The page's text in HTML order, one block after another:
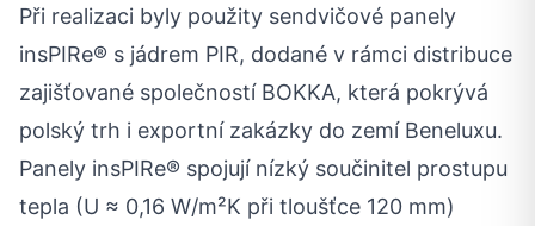
Při realizaci byly použity sendvičové panely
insPIRe® s jádrem PIR, dodané v rámci distribuce
zajišťované společností BOKKA, která pokrývá
polský trh i exportní zakázky do zemí Beneluxu.
Panely insPIRe® spojují nízký součinitel prostupu
tepla (U ≈ 0,16 W/m²K při tloušťce 120 mm)